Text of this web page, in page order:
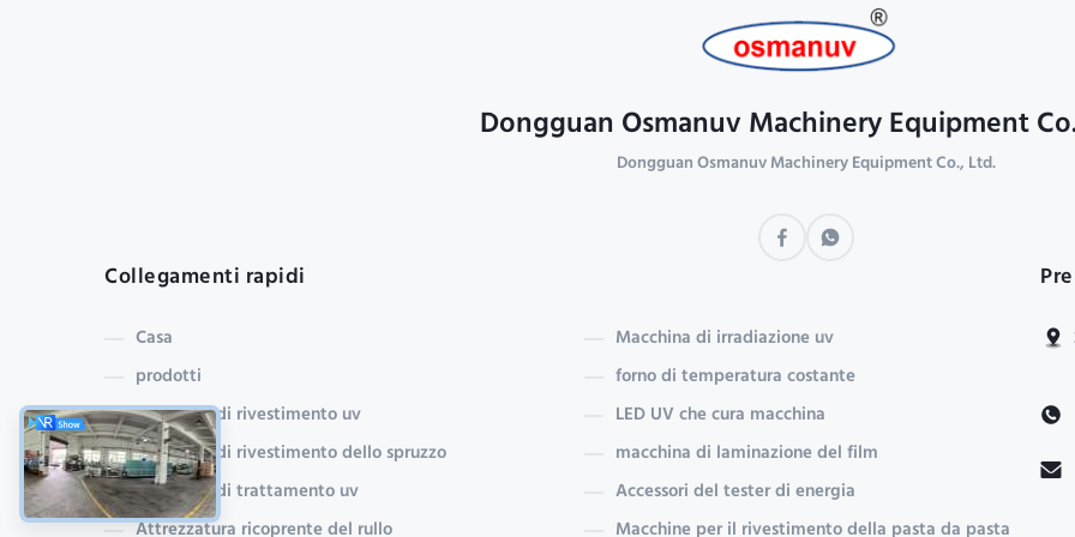
Dongguan Osmanuv Machinery Equipment
Dongguan Osmanuv Machinery Equipment Co., Ltd.
Collegamenti rapidi
Casa
prodotti
macchina di rivestimento uv
Macchina di rivestimento dello spruzzo
macchina di trattamento uv
Macchina di irradiazione uv
forno di temperatura costante
LED UV che cura macchina
macchina di laminazione del film
Accessori del tester di energia